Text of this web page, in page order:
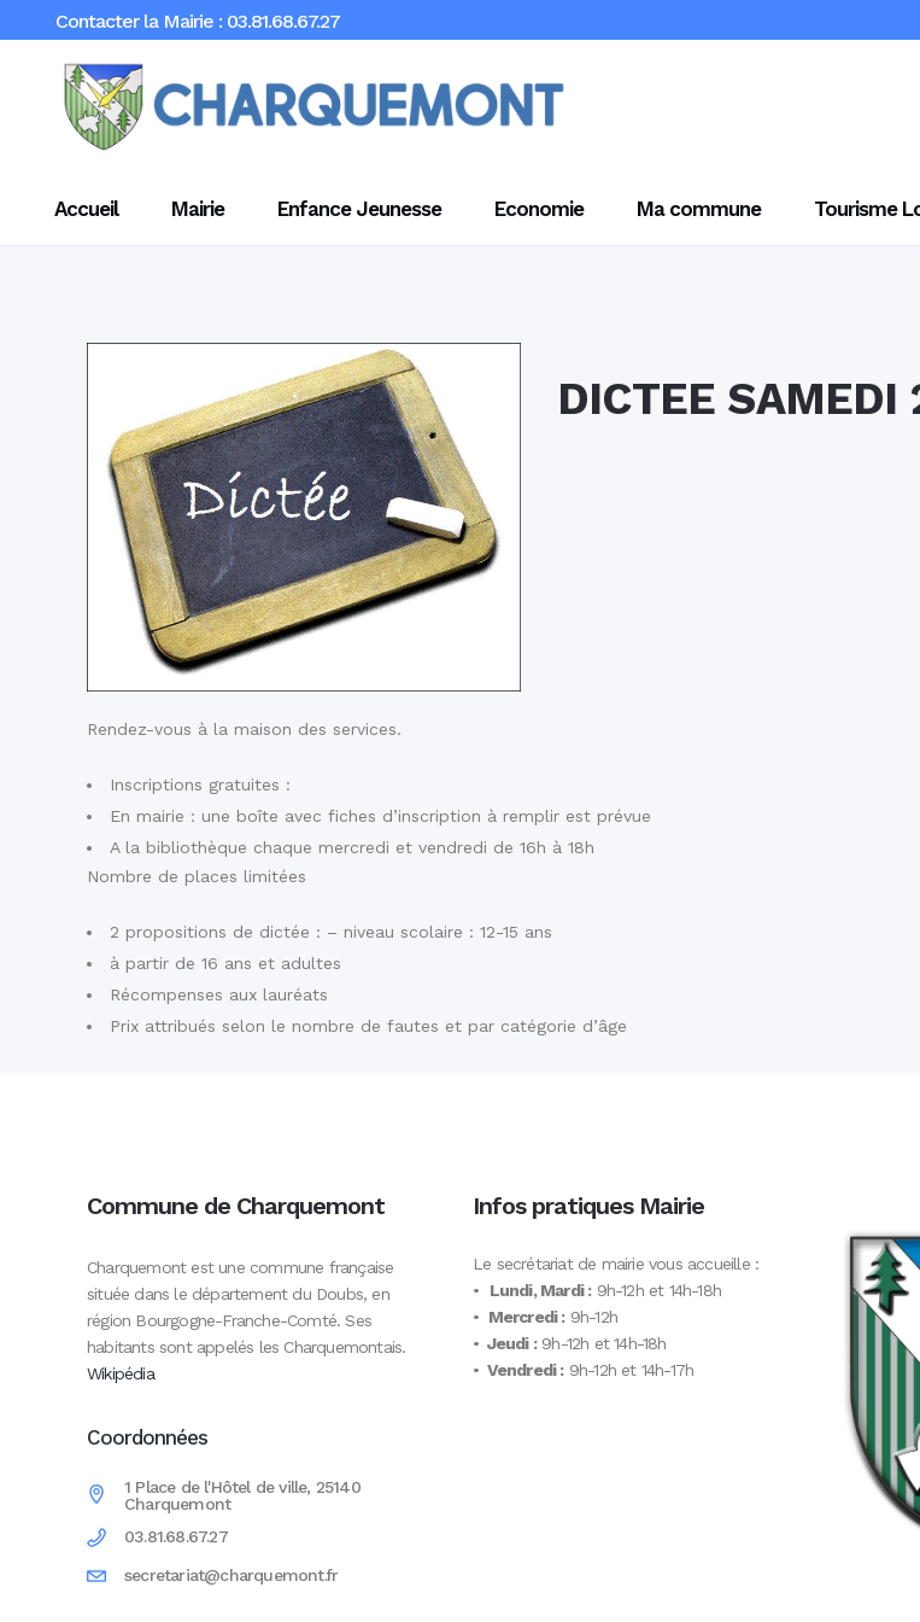
Contacter la Mairie : 03.81.68.67.27
Accueil Mairie Enfance Jeunesse Economie Ma commune Tourisme
DICTEE SAMEDI
Rendez-vous à la maison des services.
Inscriptions gratuites :
En mairie : une boîte avec fiches d’inscription à remplir est prévue
A la bibliothèque chaque mercredi et vendredi de 16h à 18h
Nombre de places limitées
2 propositions de dictée : – niveau scolaire : 12-15 ans
à partir de 16 ans et adultes
Récompenses aux lauréats
Prix attribués selon le nombre de fautes et par catégorie d’âge
Commune de Charquemont
Charquemont est une commune française
située dans le département du Doubs, en
région Bourgogne-Franche-Comté. Ses
habitants sont appelés les Charquemontais.
Wikipédia
Coordonnées
1 Place de l'Hôtel de ville, 25140
Charquemont
03.81.68.67.27
secretariat@charquemont.fr
Infos pratiques Mairie
Le secrétariat de mairie vous accueille :
• Lundi, Mardi :9h-12h et 14h-18h
• Mercredi :9h-12h
• Jeudi :9h-12h et 14h-18h
• Vendredi :9h-12h et 14h-17h